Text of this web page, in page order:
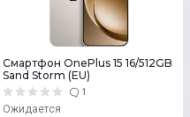
Смартфон OnePlus 15 16/512GB
Sand Storm (EU)
1
Ожидается